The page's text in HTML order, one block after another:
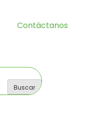
Contáctanos
Buscar